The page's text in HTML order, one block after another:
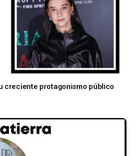
creciente protagonismo público